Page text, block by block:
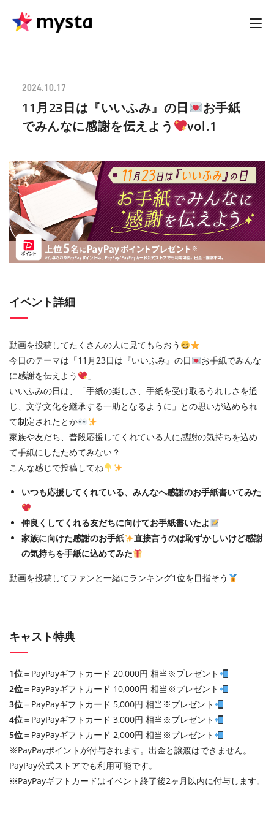
2024.10.17
11月23日は『いいふみ』の日
お手紙
でみんなに感謝を伝えよう
vol.1
イベント詳細
動画を投稿してたくさんの人に見てもらおう
今日のテーマは「11月23日は『いいふみ』の日
お手紙でみんな
に感謝を伝えよう
」
いいふみの日は、「手紙の楽しさ、手紙を受け取るうれしさを通
じ、文学文化を継承する一助となるように」との思いが込められ
て制定されたとか
家族や友だち、普段応援してくれている人に感謝の気持ちを込め
て手紙にしたためてみない？
こんな感じで投稿してね
いつも応援してくれている、みんなへ感謝のお手紙書いてみた
仲良くしてくれる友だちに向けてお手紙書いたよ
家族に向けた感謝のお手紙
直接言うのは恥ずかしいけど感謝
の気持ちを手紙に込めてみた
動画を投稿してファンと一緒にランキング1位を目指そう
キャスト特典
1位＝PayPayギフトカード 20,000円 相当※プレゼント
2位＝PayPayギフトカード 10,000円 相当※プレゼント
3位＝PayPayギフトカード 5,000円 相当※プレゼント
4位＝PayPayギフトカード 3,000円 相当※プレゼント
5位＝PayPayギフトカード 2,000円 相当※プレゼント
※PayPayポイントが付与されます。出金と譲渡はできません。
PayPay公式ストアでも利用可能です。
※PayPayギフトカードはイベント終了後2ヶ月以内に付与します。